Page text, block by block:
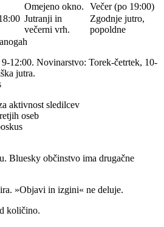
Omejeno okno.
Večer (po 19:00)
Jutranji in
večerni vrh.
Zgodnje jutro,
popoldne
12:00. Novinarstvo: Torek-četrtek, 10-
jutra.
aktivnost sledilcev
oseb
Bluesky občinstvo ima drugačne
»Objavi in izgini« ne deluje.
količino.